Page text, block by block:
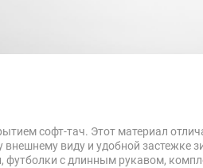
софт-тач. Этот материал
виду и удобной застежке
футболки с длинным рукавом,